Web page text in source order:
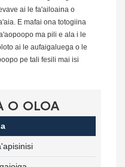
ai le fa'ailoaina o
E mafai ona totogiina
ma pili e ala i le
ai le aufaigaluega o le
pe tali fesili mai isi
O OLOA